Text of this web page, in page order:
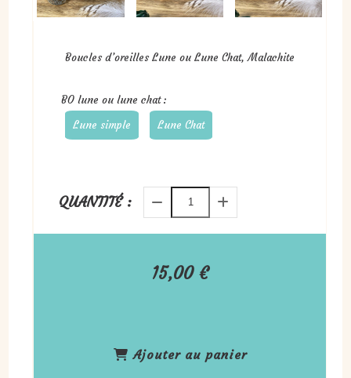
Boucles d’oreilles Lune ou Lune Chat, Malachite
BO lune ou lune chat :
Lune simple
Lune Chat
15,00€
QUANTITÉ :
Ajouter au panier